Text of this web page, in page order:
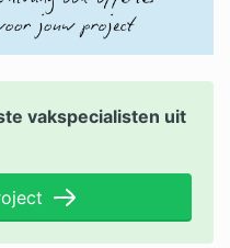
vakspecialisten uit